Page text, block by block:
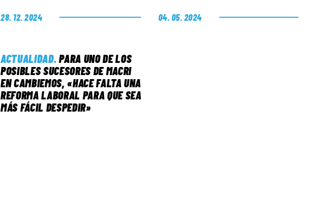
28. 12. 2024 04. 05. 2024
ACTUALIDAD. PARA UNO DE LOS
POSIBLES SUCESORES DE MACRI
EN CAMBIEMOS, «HACE FALTA UNA
REFORMA LABORAL PARA QUE SEA
MÁS FÁCIL DESPEDIR»